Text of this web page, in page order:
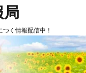
局
く情報配信中！